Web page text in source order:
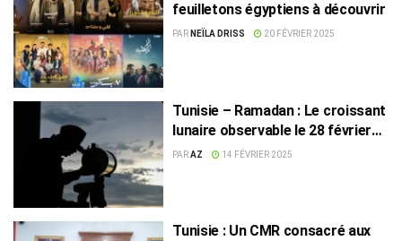
feuilletons égyptiens à découvrir
PAR NEÏLA DRISS 20 FÉVRIER 2025
Tunisie – Ramadan : Le croissant
lunaire observable le 28 février
2025
PARAZ 14 FÉVRIER 2025
Tunisie : Un CMR consacré aux